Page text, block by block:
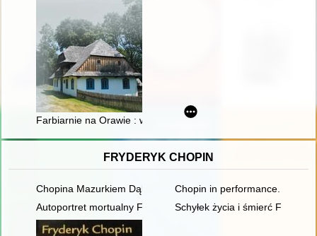
Farbiarnie na Orawie : wyposażenie = Dyehouses in Orava :
FRYDERYK CHOPIN
Chopina Mazurkiem Dąbrowskiego urzeczenie
Chopin in performance.
Autoportret mortualny Fryderyka Chopina. Próba analizy
Schyłek życia i śmierć